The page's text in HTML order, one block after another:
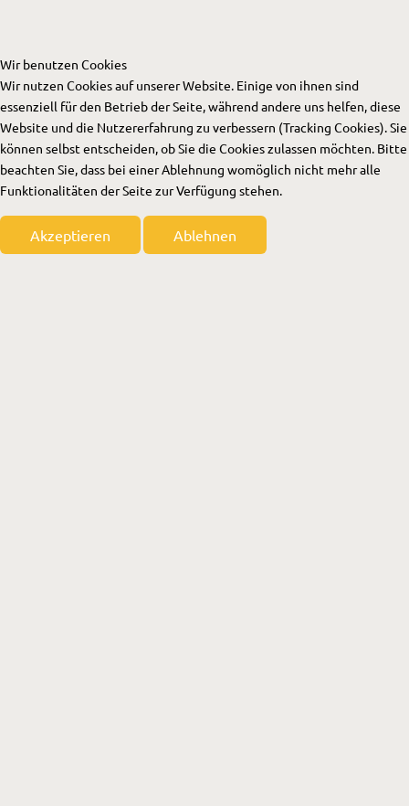
Wir benutzen Cookies
Wir nutzen Cookies auf unserer Website. Einige von ihnen sind
essenziell für den Betrieb der Seite, während andere uns helfen, diese
Website und die Nutzererfahrung zu verbessern (Tracking Cookies). Sie
können selbst entscheiden, ob Sie die Cookies zulassen möchten. Bitte
beachten Sie, dass bei einer Ablehnung womöglich nicht mehr alle
Funktionalitäten der Seite zur Verfügung stehen.
Akzeptieren Ablehnen